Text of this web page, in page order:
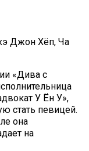
Джон Хёп, Ча
«Дива с
У Ён У»,
стать певицей.
она
на